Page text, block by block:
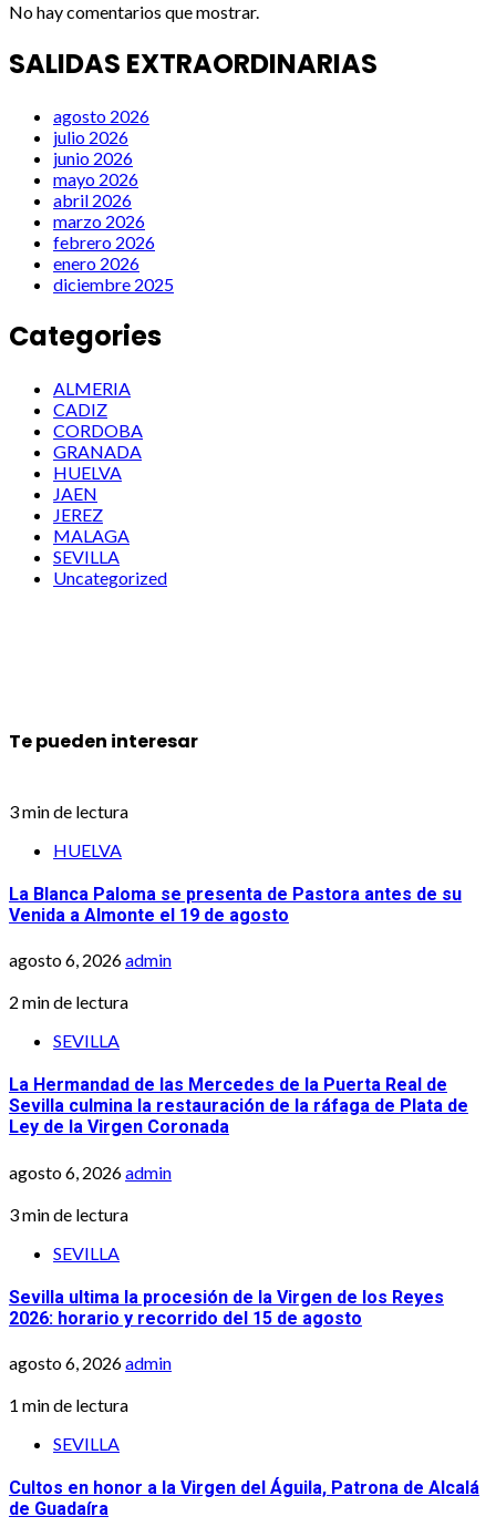
No hay comentarios que mostrar.
SALIDAS EXTRAORDINARIAS
agosto 2026
julio 2026
junio 2026
mayo 2026
abril 2026
marzo 2026
febrero 2026
enero 2026
diciembre 2025
Categories
ALMERIA
CADIZ
CORDOBA
GRANADA
HUELVA
JAEN
JEREZ
MALAGA
SEVILLA
Uncategorized
Te pueden interesar
3 min de lectura
HUELVA
La Blanca Paloma se presenta de Pastora antes de su
Venida a Almonte el 19 de agosto
agosto 6, 2026admin
2 min de lectura
SEVILLA
La Hermandad de las Mercedes de la Puerta Real de
Sevilla culmina la restauración de la ráfaga de Plata de
Ley de la Virgen Coronada
agosto 6, 2026admin
3 min de lectura
SEVILLA
Sevilla ultima la procesión de la Virgen de los Reyes
2026: horario y recorrido del 15 de agosto
agosto 6, 2026admin
1 min de lectura
SEVILLA
Cultos en honor a la Virgen del Águila, Patrona de Alcalá
de Guadaíra